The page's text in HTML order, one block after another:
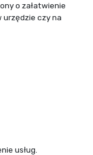
o załatwienie
urzędzie czy na
usług.